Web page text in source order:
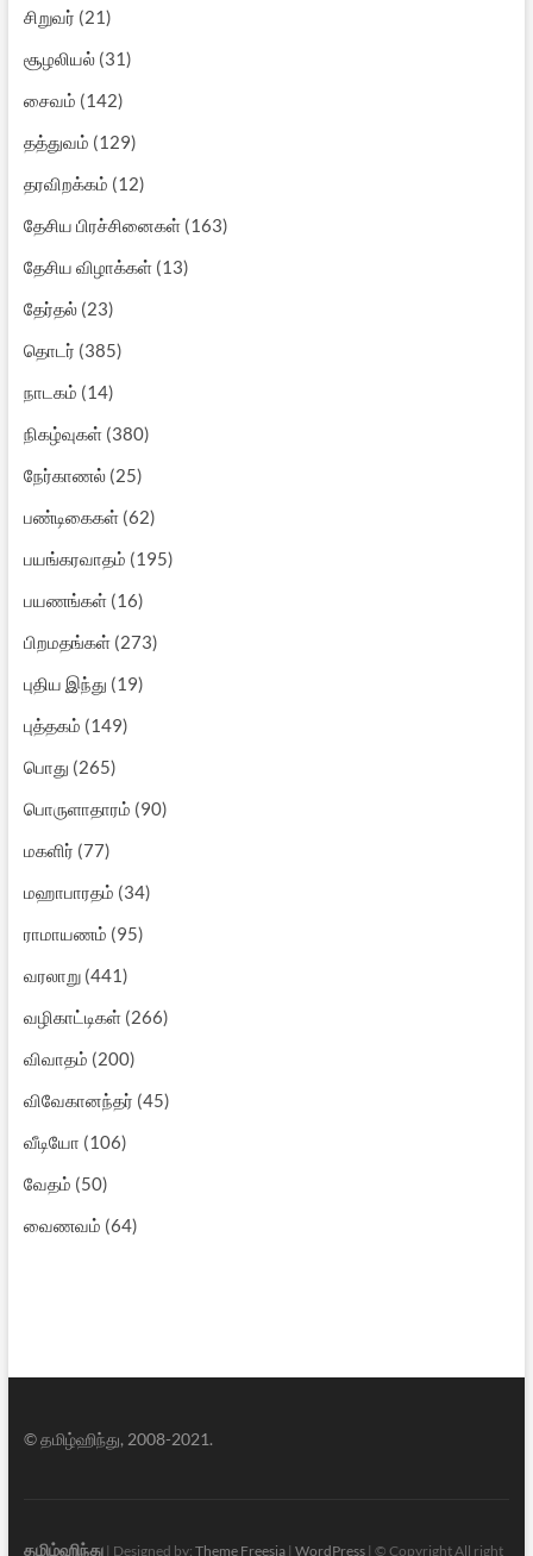
சிறுவர் (21)
சூழலியல்(31)
சைவம் (142)
தத்துவம் (129)
தரவிறக்கம் (12)
தேசிய பிரச்சினைகள்(163)
தேசிய விழாக்கள்(13)
தேர்தல்(23)
தொடர் (385)
நாடகம் (14)
நிகழ்வுகள்(380)
நேர்காணல்(25)
பண்டிகைகள்(62)
பயங்கரவாதம் (195)
பயணங்கள்(16)
பிறமதங்கள்(273)
புதிய இந்து (19)
புத்தகம் (149)
பொது (265)
பொருளாதாரம் (90)
மகளிர் (77)
மஹாபாரதம் (34)
ராமாயணம் (95)
வரலாறு(441)
வழிகாட்டிகள்(266)
விவாதம் (200)
விவேகானந்தர் (45)
வீடியோ (106)
வேதம் (50)
வைணவம் (64)
© தமிழ்ஹிந்து, 2008-2021.
தமிழ்ஹிந்து| Designed by: Theme Freesia| WordPress| © Copyright All right